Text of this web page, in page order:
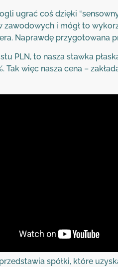
ugrać coś dzięki
i mógł to
Naprawdę przygotowana
PLN, to nasza stawka
więc nasza cena –
spółki, które